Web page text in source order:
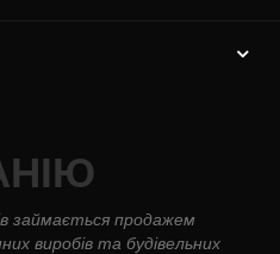
займається продажем
виробів та будівельних